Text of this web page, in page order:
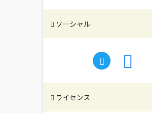
ソーシャル
ライセンス